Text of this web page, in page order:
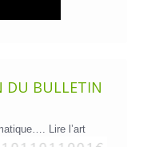
DU BULLETIN
Lire l’art